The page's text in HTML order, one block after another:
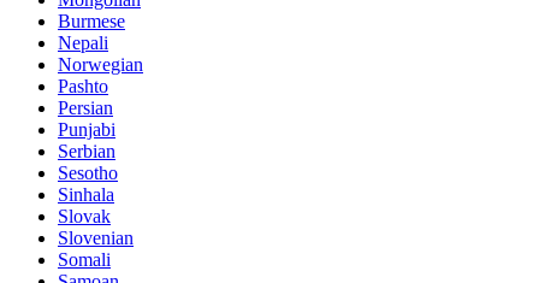
Burmese
Nepali
Norwegian
Pashto
Persian
Punjabi
Serbian
Sesotho
Sinhala
Slovak
Slovenian
Somali